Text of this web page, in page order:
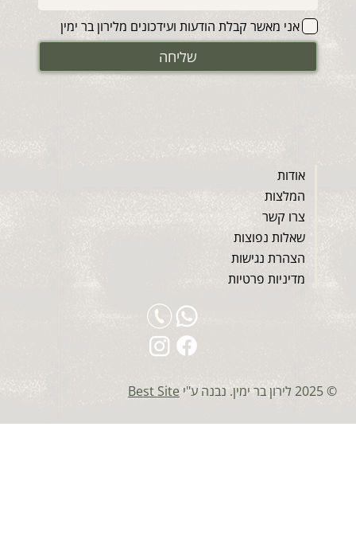
אני מאשר קבלת הודעות ועידכונים מלירון בר ימין
שליחה
אודות
המלצות
צרו קשר
שאלות נפוצות
הצהרת נגישות
מדיניות פרטיות
© 2025 לירון בר ימין. נבנה ע"י Best Site